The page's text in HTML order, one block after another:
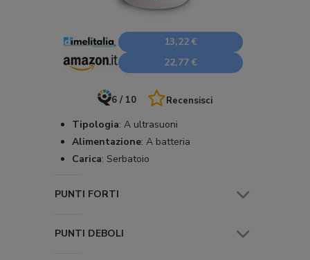
13,22 €
22,77 €
6 / 10 Recensisci
Tipologia: A ultrasuoni
Alimentazione: A batteria
Carica: Serbatoio
PUNTI FORTI
PUNTI DEBOLI